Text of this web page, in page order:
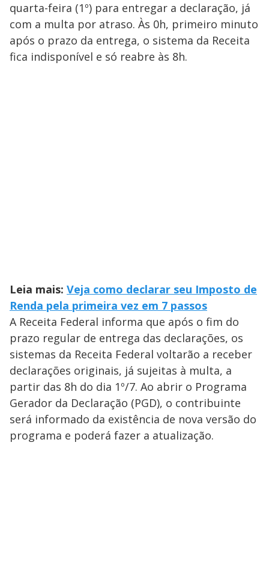
quarta-feira (1º) para entregar a declaração, já
com a multa por atraso. Às 0h, primeiro minuto
após o prazo da entrega, o sistema da Receita
fica indisponível e só reabre às 8h.
Leia mais: Veja como declarar seu Imposto de
Renda pela primeira vez em 7 passos
A Receita Federal informa que após o fim do
prazo regular de entrega das declarações, os
sistemas da Receita Federal voltarão a receber
declarações originais, já sujeitas à multa, a
partir das 8h do dia 1º/7. Ao abrir o Programa
Gerador da Declaração (PGD), o contribuinte
será informado da existência de nova versão do
programa e poderá fazer a atualização.